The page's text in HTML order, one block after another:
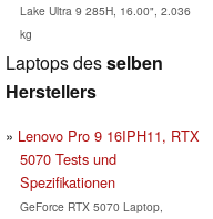
Lake Ultra 9 285H, 16.00", 2.036
kg
Laptops desselben
Herstellers
Lenovo Pro 9 16IPH11, RTX
5070 Tests und
Spezifikationen
GeForce RTX 5070 Laptop,